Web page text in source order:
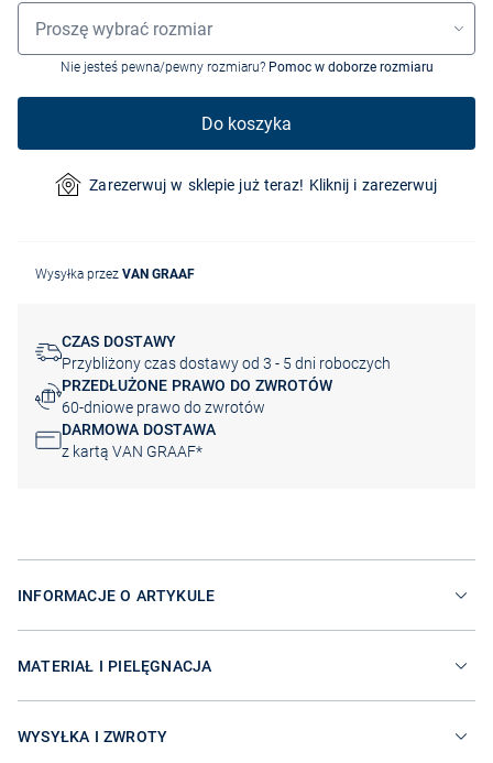
Wybór rozmiaru
Proszę wybrać rozmiar
Nie jesteś pewna/pewny rozmiaru? Pomoc w doborze rozmiaru
Do koszyka
Zarezerwuj w sklepie już teraz! Kliknij i zarezerwuj
Wysyłka przez VAN GRAAF
CZAS DOSTAWY
Przybliżony czas dostawy od 3 - 5 dni roboczych
PRZEDŁUŻONE PRAWO DO ZWROTÓW
60-dniowe prawo do zwrotów
DARMOWA DOSTAWA
z kartą VAN GRAAF*
INFORMACJE O ARTYKULE
MATERIAŁ I PIELĘGNACJA
WYSYŁKA I ZWROTY